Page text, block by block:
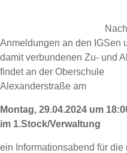
Anmeldungen an den IGSen
damit verbundenen Zu- und
findet an der Oberschule
Alexanderstraße am
Montag, 29.04.2024 um
im 1.Stock/Verwaltung
ein Informationsabend für die